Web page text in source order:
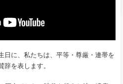
日に、私たちは、平等・尊厳・連帯を
を表します。